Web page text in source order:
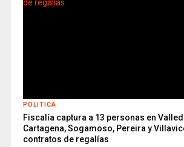
POLITICA
Fiscalía captura a 13 personas en
Cartagena, Sogamoso, Pereira y
contratos de regalías